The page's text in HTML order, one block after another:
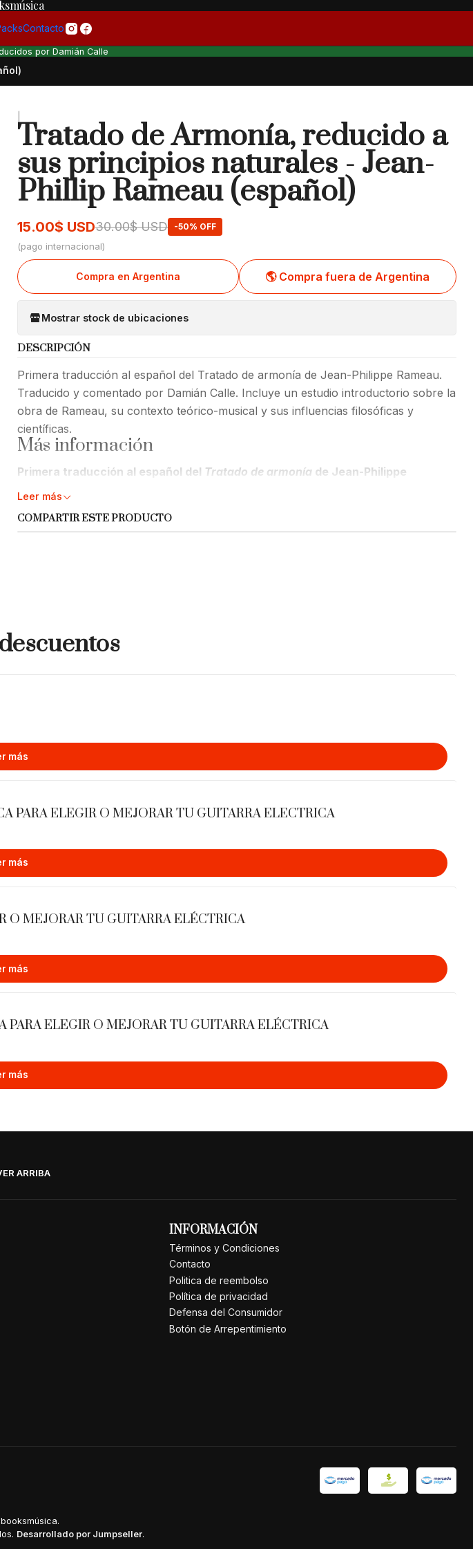
Contacto
por Damián Calle
Tratado de Armonía, reducido a
sus principios naturales - Jean-
Phillip Rameau (español)
15.00$ USD30.00$ USD -50% OFF
(pago internacional)
🌎 Compra fuera de Argentina
Mostrar stock de ubicaciones
DESCRIPCIÓN
Primera traducción al español del Tratado de armonía de Jean-Philippe Rameau.
Traducido y comentado por Damián Calle. Incluye un estudio introductorio sobre la
obra de Rameau, su contexto teórico-musical y sus influencias filosóficas y
científicas.
Más información
Primera traducción al español del Tratado de armonía de Jean-Philippe
Rameau.
de esta disciplina. Fue el primer teórico en organizar los distintos elementos
posibles teorías armónicas posteriores, como la armonía funcional o la teoría de
Schenker, entre otras.
Leer más
COMPARTIR ESTE PRODUCTO
más
PARA ELEGIR O MEJORAR TU GUITARRA ELECTRICA
más
O MEJORAR TU GUITARRA ELÉCTRICA
más
ELEGIR O MEJORAR TU GUITARRA ELÉCTRICA
más
ARRIBA
INFORMACIÓN
Términos y Condiciones
Contacto
Politica de reembolso
Política de privacidad
Defensa del Consumidor
Botón de Arrepentimiento
Desarrollado por Jumpseller.